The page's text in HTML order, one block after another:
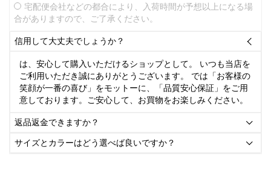
宅配便会社などの都合により、入荷時間が予想以上になる場
合がありますので、ご了承ください。
信用して大丈夫でしょうか？ 
は、安心して購入いただけるショップとして。 いつも当店を
ご利用いただき誠にありがとうございます。 では「お客様の
笑顔が一番の喜び」をモットーに、「品質安心保証」をご用
意しております。ご安心して、お買物をお楽しみください。
返品返金できますか？ 
サイズとカラーはどう選べば良いですか？ 